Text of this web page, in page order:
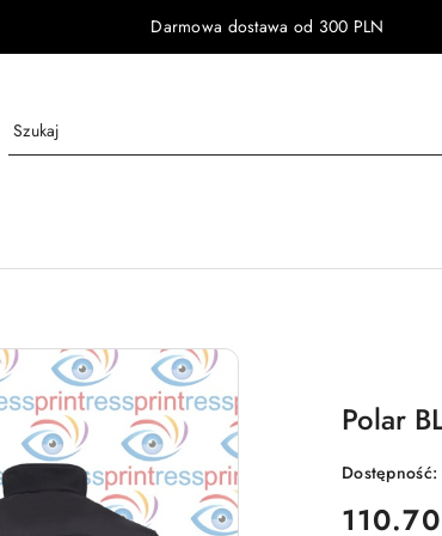
Darmowa dostawa od 300 PLN
Polar
Dostępność:
cena:
110.70